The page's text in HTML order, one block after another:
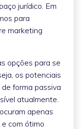
jurídico. Em
para
marketing
opções para se
os potenciais
forma passiva
atualmente.
apenas
com ótimo